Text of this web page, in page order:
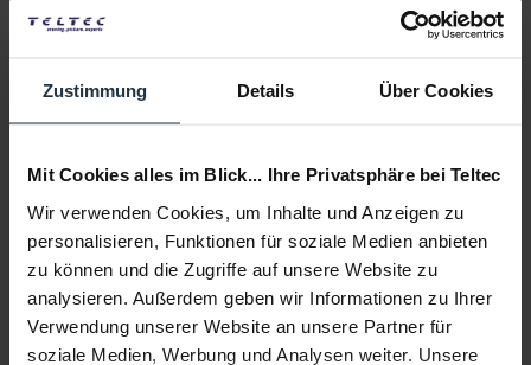
Zustimmung Details Über Cookies
Mit Cookies alles im Blick... Ihre Privatsphäre bei Teltec
Wir verwenden Cookies, um Inhalte und Anzeigen zu
personalisieren, Funktionen für soziale Medien anbieten
zu können und die Zugriffe auf unsere Website zu
analysieren. Außerdem geben wir Informationen zu Ihrer
Verwendung unserer Website an unsere Partner für
soziale Medien, Werbung und Analysen weiter. Unsere
Zubehör
Beratung
Infos zu Hersteller & Produktsicherheit
Folgende Infos zum Hersteller sind verfübar......mehr